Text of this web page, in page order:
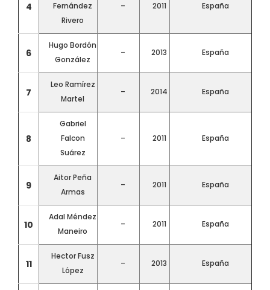
4
Fernández
Rivero
– 2011 España
6
Hugo Bordón
González
– 2013 España
7
Leo Ramírez
Martel
– 2014 España
8
Gabriel
Falcon
Suárez
– 2011 España
9
Aitor Peña
Armas
– 2011 España
10
Adal Méndez
Maneiro
– 2011 España
11
Hector Fusz
López
– 2013 España